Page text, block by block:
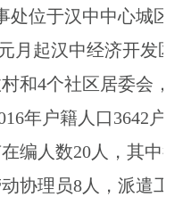
处位于汉中中心城区
月起汉中经济开发
和4个社区居委会，
年户籍人口3642户
编人数20人，其中
协理员8人，派遣工